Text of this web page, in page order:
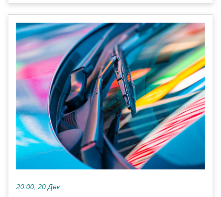
20:00, 20 Дек